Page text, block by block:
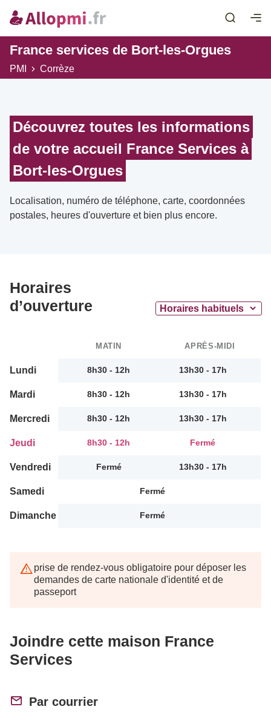
France services de Bort-les-Orgues
PMI Corrèze
Découvrez toutes les informations
de votre accueil France Services à
Bort-les-Orgues
Localisation, numéro de téléphone, carte, coordonnées
postales, heures d'ouverture et bien plus encore.
Horaires
d’ouverture
MATIN APRÈS-MIDI
Lundi 8h30 - 12h 13h30 - 17h
Mardi 8h30 - 12h 13h30 - 17h
Mercredi 8h30 - 12h 13h30 - 17h
Jeudi 8h30 - 12h Fermé
Vendredi Fermé 13h30 - 17h
Samedi Fermé
Dimanche Fermé
prise de rendez-vous obligatoire pour déposer les
demandes de carte nationale d'identité et de
passeport
Joindre cette maison France
Services
Par courrier